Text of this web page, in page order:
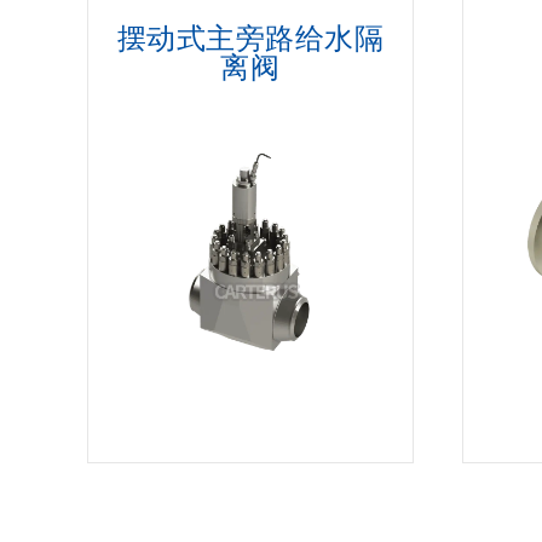
摆动式主旁路给水隔
离阀